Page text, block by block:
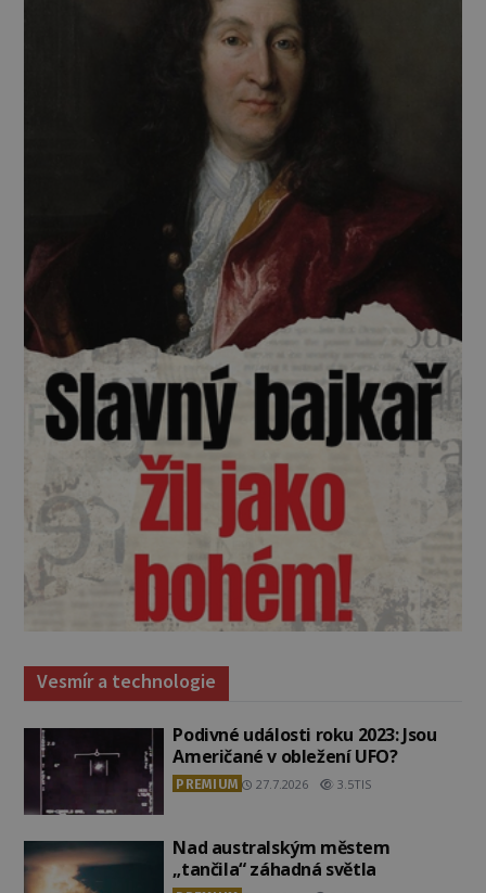
Vesmír a technologie
Podivné události roku 2023: Jsou
Američané v obležení UFO?
PREMIUM 27.7.2026 3.5TIS
Nad australským městem
„tančila“ záhadná světla